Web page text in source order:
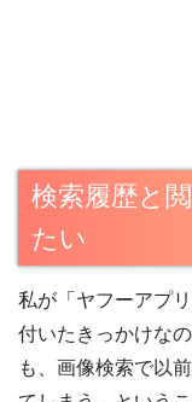
検索履歴と
たい
私が「ヤフーアプ
付いたきっかけな
も、画像検索で以